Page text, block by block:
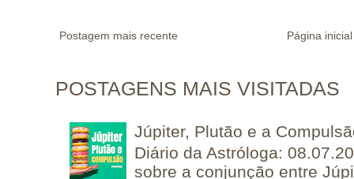
Postagem mais recente Página inicial
POSTAGENS MAIS VISITADAS
Júpiter, Plutão e a
Diário da Astróloga:
sobre a conjunção entre